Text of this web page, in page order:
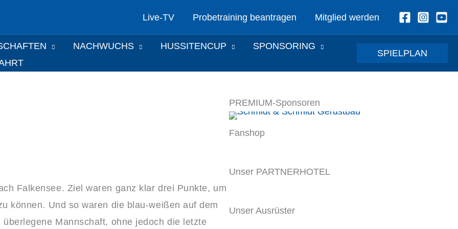
Live-TV Probetraining beantragen Mitglied werden
NACHWUCHS HUSSITENCUP
SPONSORING
SPIELPLAN
Falkensee. Ziel waren ganz klar drei Punkte, um
können. Und so waren die blau-weißen auf dem
Mannschaft, ohne jedoch die letzte
PREMIUM-Sponsoren
Fanshop
Unser PARTNERHOTEL
Unser Ausrüster